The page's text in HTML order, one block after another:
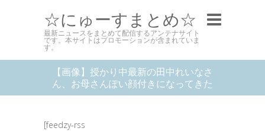
☆にゅーすまとめ☆
最新ニュースをまとめて配信するアンテナサイト
です。本サイトはプロモーションが含まれていま
す。
【画像】授かり中最新の田中れいなさ
ん、お母さんぽい顔付きになってきた
[feedzy-rss